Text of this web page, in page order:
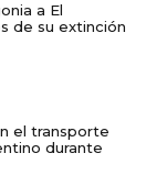
a El
de su extinción
el transporte
durante